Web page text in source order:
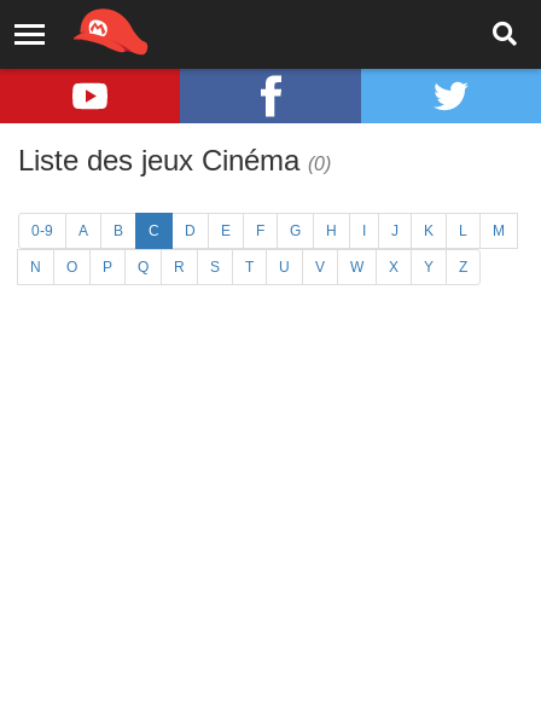
Liste des jeux Cinéma (0)
0-9 A B C D E F G H J K L M
N O P Q R S T U V W X Y Z